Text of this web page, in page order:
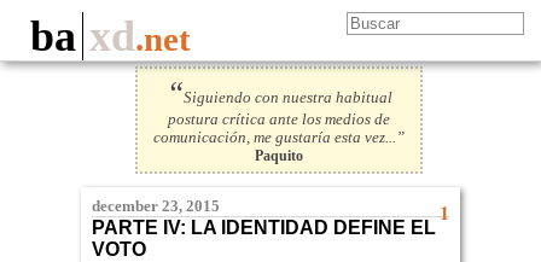
ba xd.net
“Siguiendo con nuestra habitual
postura crítica ante los medios de
comunicación, me gustaría esta vez...”
Paquito
1
december 23, 2015
PARTE IV: LA IDENTIDAD DEFINE EL
VOTO